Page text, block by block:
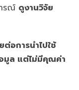
รณ์ ดูงานวิจัย
อการนำไปใช้
มูล แต่ไม่มีคุณค่า